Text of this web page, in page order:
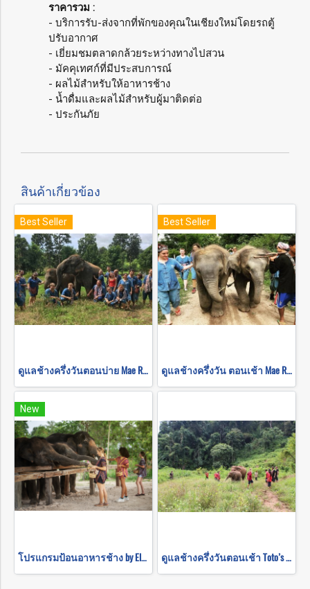
ราคารวม :
- บริการรับ-ส่งจากที่พักของคุณในเชียงใหม่โดยรถตู้
ปรับอากาศ
- เยี่ยมชมตลาดกล้วยระหว่างทางไปสวน
- มัคคุเทศก์ที่มีประสบการณ์
- ผลไม้สำหรับให้อาหารช้าง
- น้ำดื่มและผลไม้สำหรับผู้มาติดต่อ
- ประกันภัย
สินค้าเกี่ยวข้อง
Best Seller
ดูแลช้างครึ่งวันตอนบ่าย Mae Rim Elephant Sanctuary
Best Seller
ดูแลช้างครึ่งวัน ตอนเช้า Mae Rim Elephant Sanctuary
New
โปรแกรมป้อนอาหารช้าง by Elephant Jungle Sanctuary ดูแลช้างครึ่งวันตอนเช้า Toto’s Elephant Sanctuary